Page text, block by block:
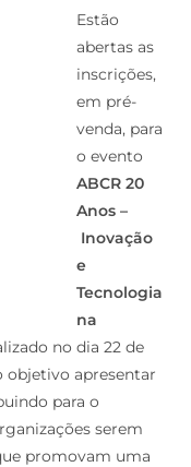
Estão
abertas as
inscrições,
em pré-
venda, para
o evento
ABCR 20
Anos –
Inovação
e
Tecnologia
na
no dia 22 de
objetivo apresentar
para o
serem
promovam uma